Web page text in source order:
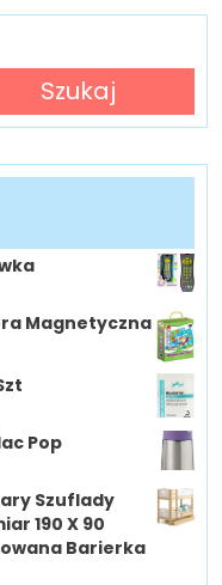
Szukaj
Magnetyczna
Pop
Szuflady
190 X 90
Barierka